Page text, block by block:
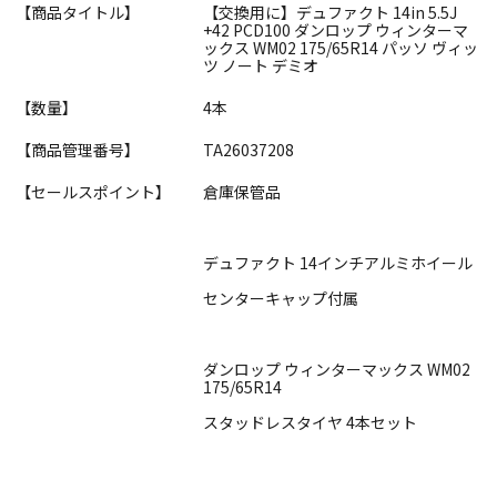
【商品タイトル】
【交換用に】デュファクト 14in 5.5J
+42 PCD100 ダンロップ ウィンターマ
ックス WM02 175/65R14 パッソ ヴィッ
ツ ノート デミオ
【数量】
4本
【商品管理番号】
TA26037208
【セールスポイント】
倉庫保管品
デュファクト 14インチアルミホイール
センターキャップ付属
ダンロップ ウィンターマックス WM02
175/65R14
スタッドレスタイヤ 4本セット